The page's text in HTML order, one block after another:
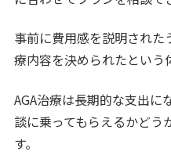
事前に費用感を説明され
療内容を決められたという
AGA治療は長期的な支出に
談に乗ってもらえるかどう
す。